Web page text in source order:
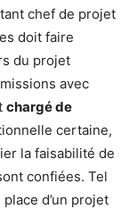
chef de projet
doit faire
du projet
avec
chargé de
certaine,
la faisabilité de
confiées. Tel
d’un projet